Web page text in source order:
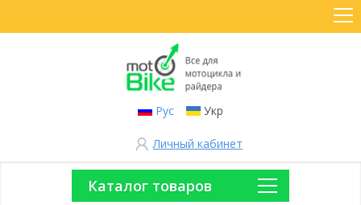
Рус Укр
Личный кабинет
Каталог товаров